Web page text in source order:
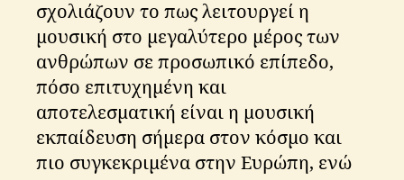
σχολιάζουν το πως λειτουργεί η
μουσική στο μεγαλύτερο μέρος των
ανθρώπων σε προσωπικό επίπεδο,
πόσο επιτυχημένη και
αποτελεσματική είναι η μουσική
εκπαίδευση σήμερα στον κόσμο και
πιο συγκεκριμένα στην Ευρώπη, ενώ
cl
a
s
c
al